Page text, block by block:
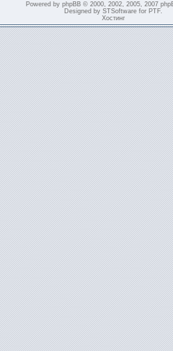
Powered by phpBB© 2000, 2002, 2005, 2007
Designed by STSoftwarefor PTF.
Хостинг